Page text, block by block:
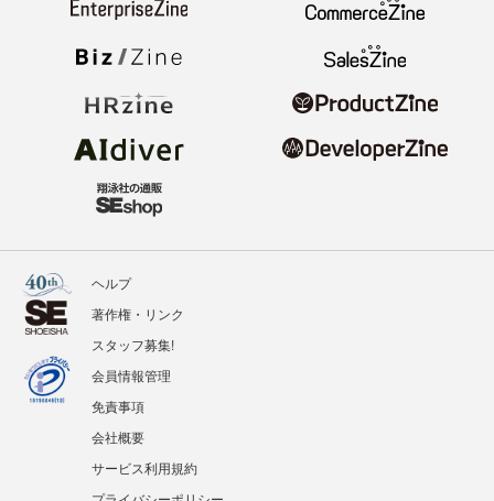
ヘルプ
著作権・リンク
スタッフ募集!
会員情報管理
免責事項
会社概要
サービス利用規約